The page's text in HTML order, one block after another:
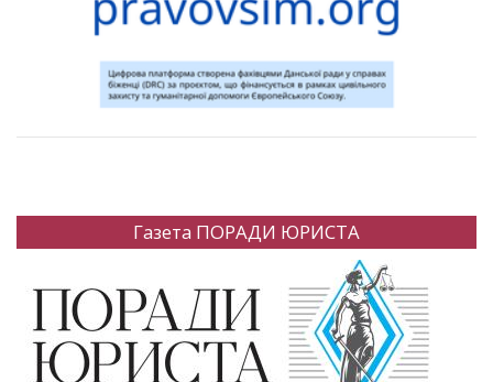
Газета ПОРАДИ ЮРИСТА